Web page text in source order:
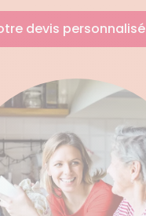
devis personnalisé